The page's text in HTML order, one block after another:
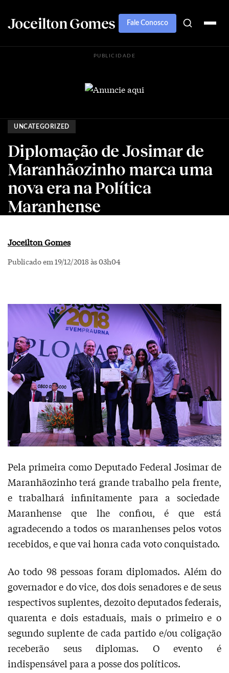
Joceilton Gomes Fale Conosco
PUBLICIDADE
UNCATEGORIZED
Diplomação de Josimar de
Maranhãozinho marca uma
nova era na Política
Maranhense
Joceilton Gomes
Publicado em 19/12/2018 às 03h04
Pela primeira como Deputado Federal Josimar de
Maranhãozinho terá grande trabalho pela frente,
e trabalhará infinitamente para a sociedade
Maranhense que lhe confiou, é que está
agradecendo a todos os maranhenses pelos votos
recebidos, e que vai honra cada voto conquistado.
Ao todo 98 pessoas foram diplomados. Além do
governador e do vice, dos dois senadores e de seus
respectivos suplentes, dezoito deputados federais,
quarenta e dois estaduais, mais o primeiro e o
segundo suplente de cada partido e/ou coligação
receberão seus diplomas. O evento é
indispensável para a posse dos políticos.